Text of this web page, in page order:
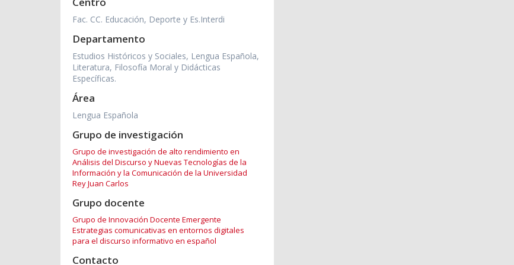
Fac. CC. Educación, Deporte y Es.Interdi
Departamento
Estudios Históricos y Sociales, Lengua Española,
Literatura, Filosofía Moral y Didácticas
Específicas.
Área
Lengua Española
Grupo de investigación
Grupo de investigación de alto rendimiento en
Análisis del Discurso y Nuevas Tecnologías de la
Información y la Comunicación de la Universidad
Rey Juan Carlos
Grupo docente
Grupo de Innovación Docente Emergente
Estrategias comunicativas en entornos digitales
para el discurso informativo en español
Contacto